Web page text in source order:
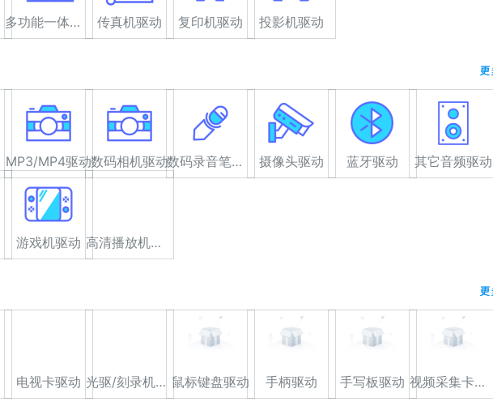
多功能一体机驱动 传真机驱动 复印机驱动 投影机驱动
MP3/MP4驱动数码相机驱动 数码录音笔驱动 摄像头驱动 蓝牙驱动 其它音频驱动
游戏机驱动 高清播放机驱动
电视卡驱动 光驱/刻录机驱动 鼠标键盘驱动 手柄驱动 手写板驱动 视频采集卡驱动